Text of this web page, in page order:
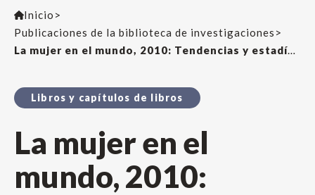
Inicio >
Publicaciones de la biblioteca de investigaciones >
La mujer en el mundo, 2010: Tendencias y estadísticas
Libros y capítulos de libros
La mujer en el
mundo, 2010: